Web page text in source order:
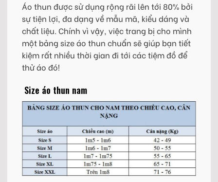
Áo thun được sử dụng rộng rãi lên tới 80% bởi
sự tiện lợi, đa dạng về mẫu mã, kiểu dáng và
chất liệu. Chính vì vậy, việc trang bị cho mình
một bảng size áo thun chuẩn sẽ giúp bạn tiết
kiệm rất nhiều thời gian đi tới các tiệm đồ để
thử áo đó!
Size áo thun nam